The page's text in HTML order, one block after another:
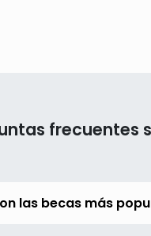
frecuentes
las becas más